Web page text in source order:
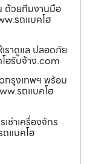
ด้วยทีมงานมือ
รถแบคโฮ
ราดูแล ปลอดภัย
ฮรับจ้าง.com
รุงเทพฯ พร้อม
รถแบคโฮ
ช่าเครื่องจักร
แบคโฮ